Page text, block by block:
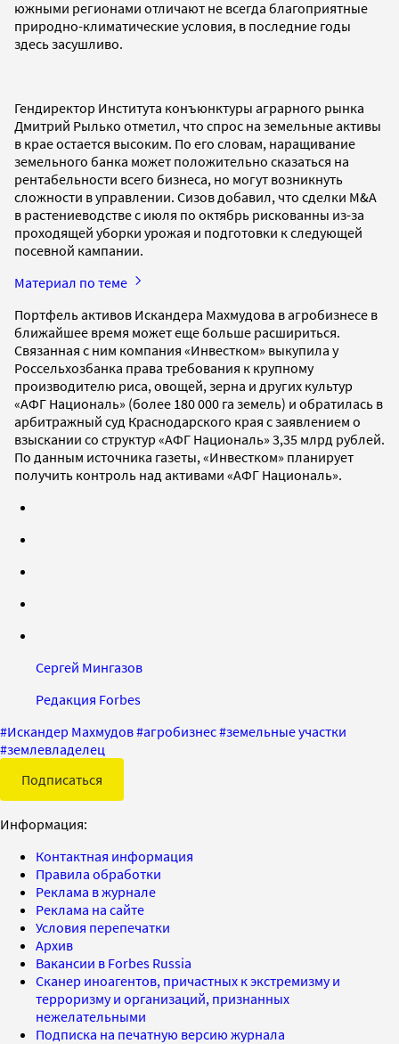
южными регионами отличают не всегда благоприятные
природно-климатические условия, в последние годы
здесь засушливо.
Гендиректор Института конъюнктуры аграрного рынка
Дмитрий Рылько отметил, что спрос на земельные активы
в крае остается высоким. По его словам, наращивание
земельного банка может положительно сказаться на
рентабельности всего бизнеса, но могут возникнуть
сложности в управлении. Сизов добавил, что сделки M&A
в растениеводстве с июля по октябрь рискованны из-за
проходящей уборки урожая и подготовки к следующей
посевной кампании.
Материал по теме
Портфель активов Искандера Махмудова в агробизнесе в
ближайшее время может еще больше расшириться.
Связанная с ним компания «Инвестком» выкупила у
Россельхозбанка права требования к крупному
производителю риса, овощей, зерна и других культур
«АФГ Националь» (более 180 000 га земель) и обратилась в
арбитражный суд Краснодарского края с заявлением о
взыскании со структур «АФГ Националь» 3,35 млрд рублей.
По данным источника газеты, «Инвестком» планирует
получить контроль над активами «АФГ Националь».
Сергей Мингазов
Редакция Forbes
#Искандер Махмудов#агробизнес#земельные участки
#землевладелец
Подписаться
Информация:
Контактная информация
Правила обработки
Реклама в журнале
Реклама на сайте
Условия перепечатки
Архив
Вакансии в Forbes Russia
Сканер иноагентов, причастных к экстремизму и
терроризму и организаций, признанных
нежелательными
Подписка на печатную версию журнала